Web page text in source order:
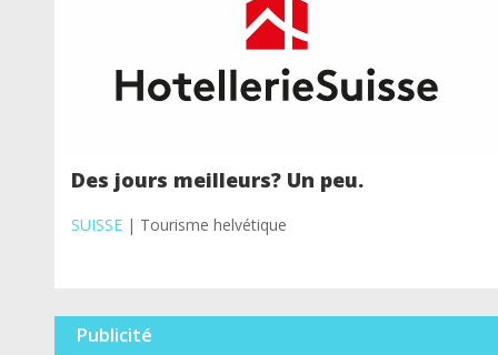
Des jours meilleurs? Un peu.
SUISSE| Tourisme helvétique
Publicité